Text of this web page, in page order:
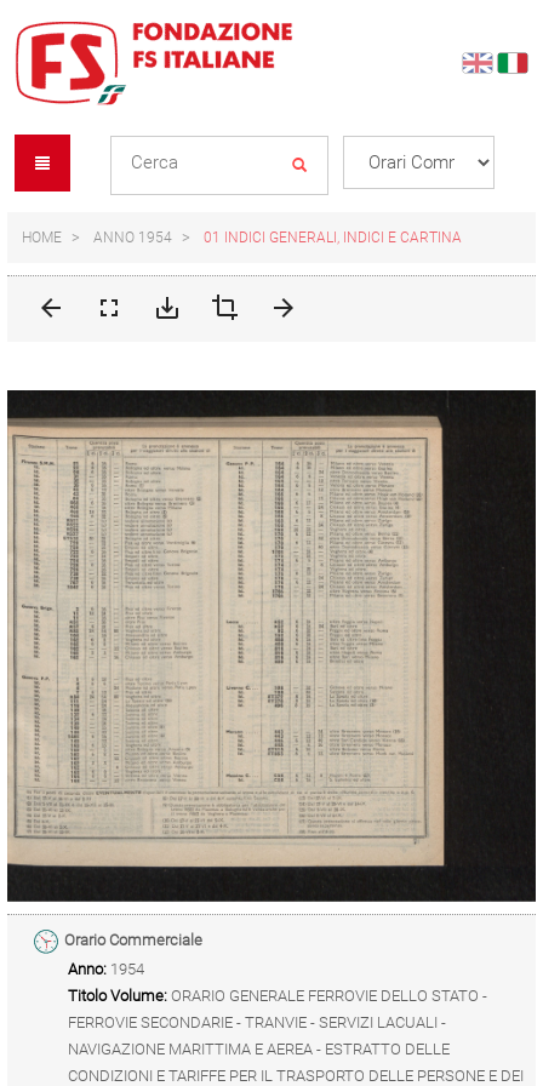
content
navigation
menu
HOME ANNO 1954 01 INDICI GENERALI, INDICI E CARTINA
Orario Commerciale
Anno: 1954
Titolo Volume: ORARIO GENERALE FERROVIE DELLO STATO -
FERROVIE SECONDARIE - TRANVIE - SERVIZI LACUALI -
NAVIGAZIONE MARITTIMA E AEREA - ESTRATTO DELLE
CONDIZIONI E TARIFFE PER IL TRASPORTO DELLE PERSONE E DEI